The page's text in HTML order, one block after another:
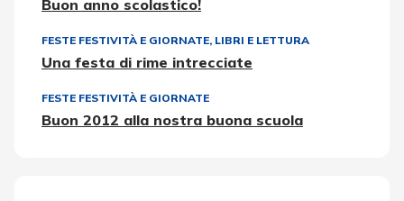
Buon anno scolastico!
FESTE FESTIVITÀ E GIORNATE, LIBRI E LETTURA
Una festa di rime intrecciate
FESTE FESTIVITÀ E GIORNATE
Buon 2012 alla nostra buona scuola